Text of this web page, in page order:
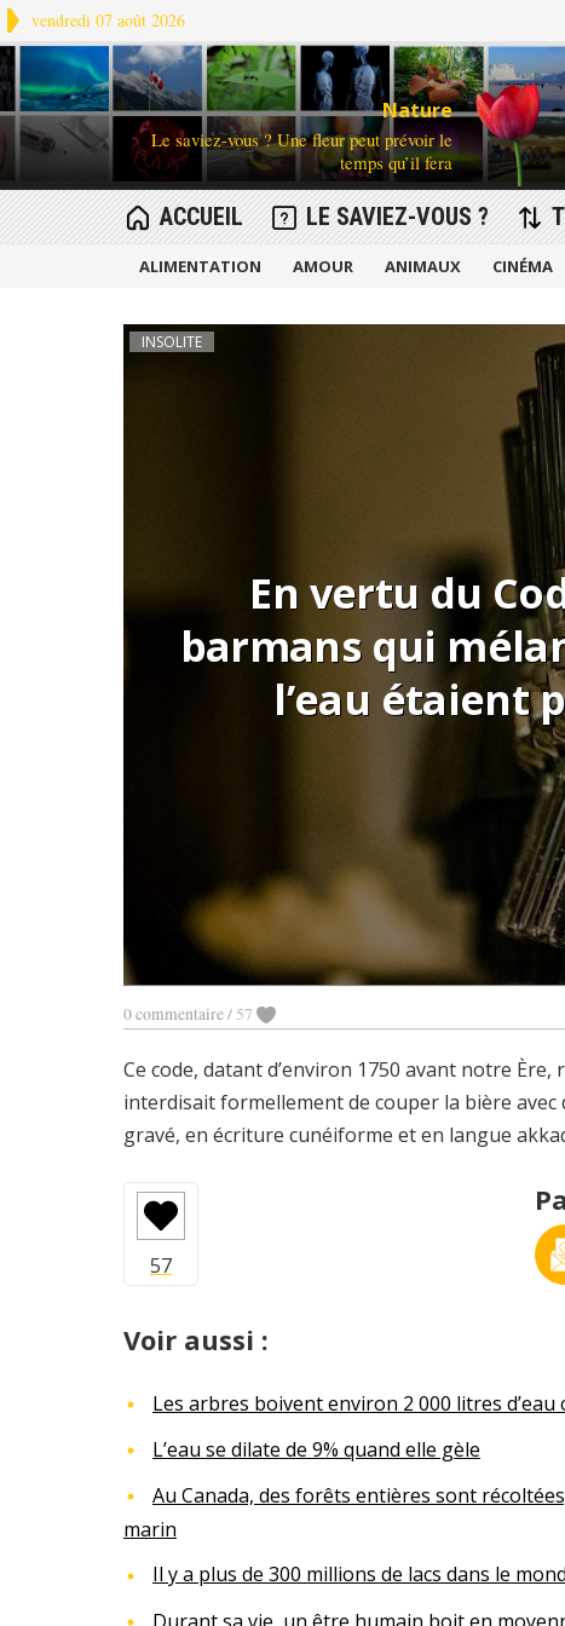
vendredi 07 août 2026
Nature
Le saviez-vous ? Une fleur peut prévoir le
temps qu’il fera
ACCUEIL LE SAVIEZ-VOUS ?
ALIMENTATION AMOUR ANIMAUX CINÉMA
INSOLITE
En vertu du
barmans qui
l’eau étaient
0 commentaire/ 57
Ce code, datant d’environ 1750 avant notre
interdisait formellement de couper la bière avec
gravé, en écriture cunéiforme et en langue
Voir aussi :
Les arbres boivent environ 2 000 litres d’eau
L’eau se dilate de 9% quand elle gèle
Au Canada, des forêts entières sont récoltées,
marin
Il y a plus de 300 millions de lacs dans le